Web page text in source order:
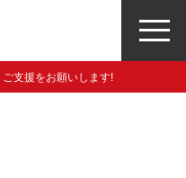
ご支援をお願いします!